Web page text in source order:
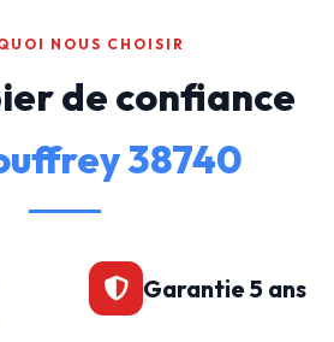
NOUS CHOISIR
de confiance
38740
Garantie 5 ans